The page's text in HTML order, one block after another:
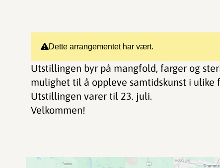
Dette arrangementet har vært.
Utstillingen byr på mangfold, farger og
mulighet til å oppleve samtidskunst i ulike
Utstillingen varer til 23. juli.
Velkommen!